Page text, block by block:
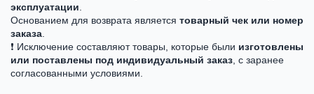
эксплуатации
Основанием для возврата является товарный чек или номер
заказа
❗ Исключение составляют товары, которые были изготовлены
или поставлены под индивидуальный заказ , с заранее
согласованными условиями.